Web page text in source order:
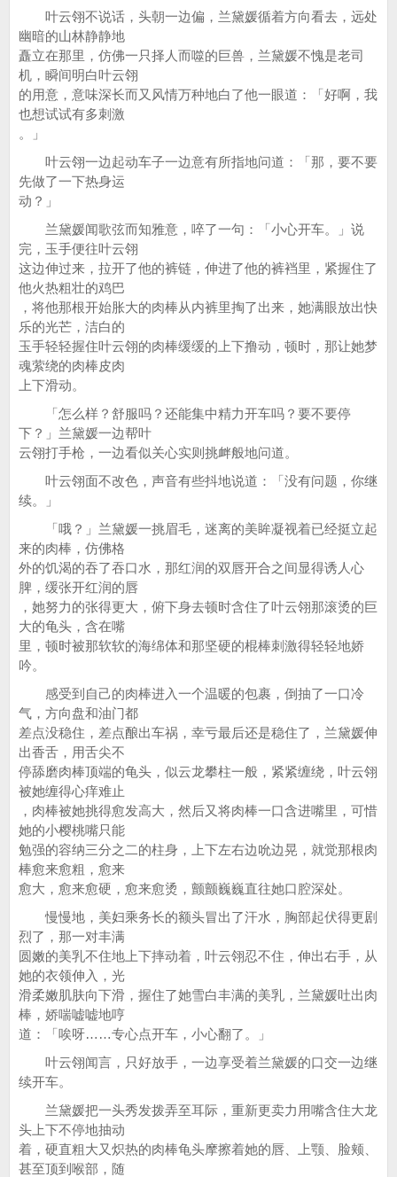
叶云翎不说话，头朝一边偏，兰黛媛循着方向看去，远处
幽暗的山林静静地
矗立在那里，仿佛一只择人而噬的巨兽，兰黛媛不愧是老司
机，瞬间明白叶云翎
的用意，意味深长而又风情万种地白了他一眼道：「好啊，我
也想试试有多刺激
。」
叶云翎一边起动车子一边意有所指地问道：「那，要不要
先做了一下热身运
动？」
兰黛媛闻歌弦而知雅意，啐了一句：「小心开车。」说
完，玉手便往叶云翎
这边伸过来，拉开了他的裤链，伸进了他的裤裆里，紧握住了
他火热粗壮的鸡巴
，将他那根开始胀大的肉棒从内裤里掏了出来，她满眼放出快
乐的光芒，洁白的
玉手轻轻握住叶云翎的肉棒缓缓的上下撸动，顿时，那让她梦
魂萦绕的肉棒皮肉
上下滑动。
「怎么样？舒服吗？还能集中精力开车吗？要不要停
下？」兰黛媛一边帮叶
云翎打手枪，一边看似关心实则挑衅般地问道。
叶云翎面不改色，声音有些抖地说道：「没有问题，你继
续。」
「哦？」兰黛媛一挑眉毛，迷离的美眸凝视着已经挺立起
来的肉棒，仿佛格
外的饥渴的吞了吞口水，那红润的双唇开合之间显得诱人心
脾，缓张开红润的唇
，她努力的张得更大，俯下身去顿时含住了叶云翎那滚烫的巨
大的龟头，含在嘴
里，顿时被那软软的海绵体和那坚硬的棍棒刺激得轻轻地娇
吟。
感受到自己的肉棒进入一个温暖的包裹，倒抽了一口冷
气，方向盘和油门都
差点没稳住，差点酿出车祸，幸亏最后还是稳住了，兰黛媛伸
出香舌，用舌尖不
停舔磨肉棒顶端的龟头，似云龙攀柱一般，紧紧缠绕，叶云翎
被她缠得心痒难止
，肉棒被她挑得愈发高大，然后又将肉棒一口含进嘴里，可惜
她的小樱桃嘴只能
勉强的容纳三分之二的柱身，上下左右边吮边晃，就觉那根肉
棒愈来愈粗，愈来
愈大，愈来愈硬，愈来愈烫，颤颤巍巍直往她口腔深处。
慢慢地，美妇乘务长的额头冒出了汗水，胸部起伏得更剧
烈了，那一对丰满
圆嫩的美乳不住地上下摔动着，叶云翎忍不住，伸出右手，从
她的衣领伸入，光
滑柔嫩肌肤向下滑，握住了她雪白丰满的美乳，兰黛媛吐出肉
棒，娇喘嘘嘘地哼
道：「唉呀……专心点开车，小心翻了。」
叶云翎闻言，只好放手，一边享受着兰黛媛的口交一边继
续开车。
兰黛媛把一头秀发拨弄至耳际，重新更卖力用嘴含住大龙
头上下不停地抽动
着，硬直粗大又炽热的肉棒龟头摩擦着她的唇、上颚、脸颊、
甚至顶到喉部，随